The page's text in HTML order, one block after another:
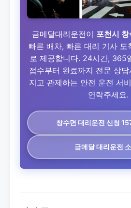
금메달대리운전이 포천시
빠른 배차, 빠른 대리 기사 도
로 제공합니다. 24시간, 365
접수부터 완료까지 전문 상
지고 관제하는 안전 운전 서
연락주세요.
창수면 대리운전 신청
금메달 대리운전